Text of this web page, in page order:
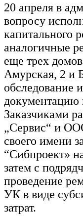
20 апреля в
вопросу
капитального
аналогичные
еще трех
Амурская, 2 и
обследование
документацию
Заказчиками
„Сервис“ и
своего имени
“Сибпроект»
затем с
проведение
УК в виде
затрат.